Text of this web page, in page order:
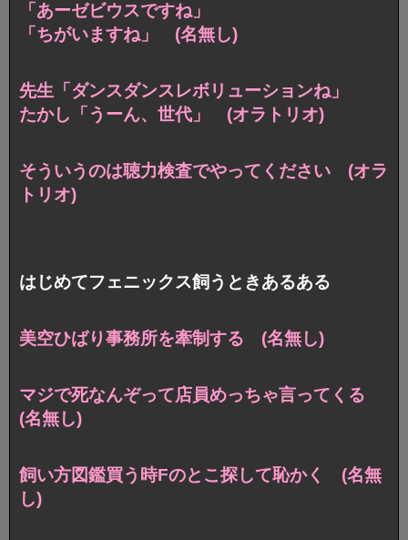
「あーゼビウスですね」
「ちがいますね」 (名無し)
先生「ダンスダンスレボリューションね」
たかし「うーん、世代」 (オラトリオ)
そういうのは聴力検査でやってください (オラ
トリオ)
はじめてフェニックス飼うときあるある
美空ひばり事務所を牽制する (名無し)
マジで死なんぞって店員めっちゃ言ってくる
(名無し)
飼い方図鑑買う時Fのとこ探して恥かく (名無
し)